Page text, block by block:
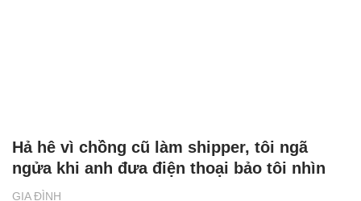
GIA ĐÌNH
Hả hê vì chồng cũ làm shipper, tôi ngã
ngửa khi anh đưa điện thoại bảo tôi nhìn